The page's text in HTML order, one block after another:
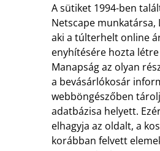
A sütiket 1994-ben
Netscape munkatársa,
aki a túlterhelt online
enyhítésére hozta
Manapság az olyan
a bevásárlókosár
webböngészőben
adatbázisa helyett.
elhagyja az oldalt, a
korábban felvett